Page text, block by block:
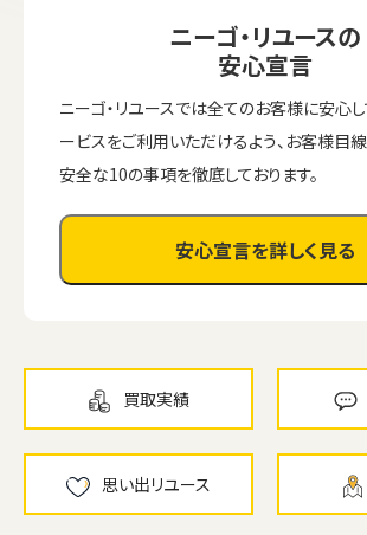
ニーゴ・リユースの
安心宣言
ニーゴ・リユースでは全てのお客様に安心
ービスをご利用いただけるよう、お客様目
安全な10の事項を徹底しております。
安心宣言を詳しく見る
買取実績
思い出リユース